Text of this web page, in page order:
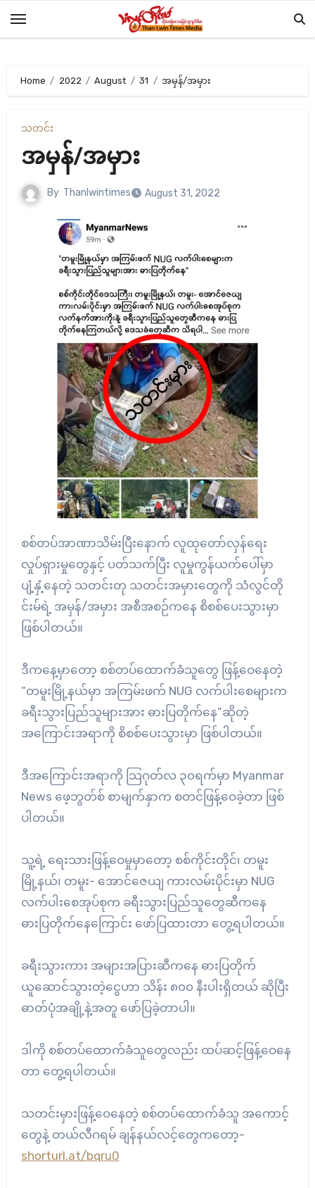
Home 2022 August 31 အမှန်/အမှား
သတင်း
အမှန်/အမှား
By Thanlwintimes August 31, 2022
စစ်တပ်အာဏာသိမ်းပြီးနောက် လူထုတော်လှန်ရေး
လှုပ်ရှားမှုတွေနှင့် ပတ်သက်ပြီး လူမှုကွန်ယက်ပေါ်မှာ
ပျံ့နှံ့နေတဲ့ သတင်းတု သတင်းအမှားတွေကို သံလွင်တို
င်းမ်ရဲ့ အမှန်/အမှား အစီအစဉ်ကနေ စိစစ်ပေးသွားမှာ
ဖြစ်ပါတယ်။
ဒီကနေ့မှာတော့ စစ်တပ်ထောက်ခံသူတွေ ဖြန့်ဝေနေတဲ့
“တမူးမြို့နယ်မှာ အကြမ်းဖက် NUG လက်ပါးစေများက
ခရီးသွားပြည်သူများအား ဓားပြတိုက်နေ”ဆိုတဲ့
အကြောင်းအရာကို စိစစ်ပေးသွားမှာ ဖြစ်ပါတယ်။
ဒီအကြောင်းအရာကို သြဂုတ်လ ၃၀ရက်မှာ Myanmar
News ဖေ့ဘွတ်စ် စာမျက်နှာက စတင်ဖြန့်ဝေခဲ့တာ ဖြစ်
ပါတယ်။
သူ့ရဲ့ ရေးသားဖြန့်ဝေမှုမှာတော့ စစ်ကိုင်းတိုင်၊ တမူး
မြို့နယ်၊ တမူး- အောင်ဇေယျ ကားလမ်းပိုင်းမှာ NUG
လက်ပါးစေအုပ်စုက ခရီးသွားပြည်သူတွေဆီကနေ
ဓားပြတိုက်နေကြောင်း ဖော်ပြထားတာ တွေ့ရပါတယ်။
ခရီးသွားကား အများအပြားဆီကနေ ဓားပြတိုက်
ယူဆောင်သွားတဲ့ငွေဟာ သိန်း ၈၀၀ နီးပါးရှိတယ် ဆိုပြီး
ဓာတ်ပုံအချို့နဲ့အတူ ဖော်ပြခဲ့တာပါ။
ဒါကို စစ်တပ်ထောက်ခံသူတွေလည်း ထပ်ဆင့်ဖြန့်ဝေနေ
တာ တွေ့ရပါတယ်။
သတင်းမှားဖြန့်ဝေနေတဲ့ စစ်တပ်ထောက်ခံသူ အကောင့်
တွေနဲ့ တယ်လီဂရမ် ချန်နယ်လင့်တွေကတော့-
shorturl.at/bqru0